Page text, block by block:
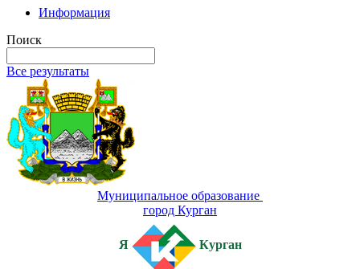
Информация
Поиск
Все результаты
Муниципальное образование
город Курган
Я Курган